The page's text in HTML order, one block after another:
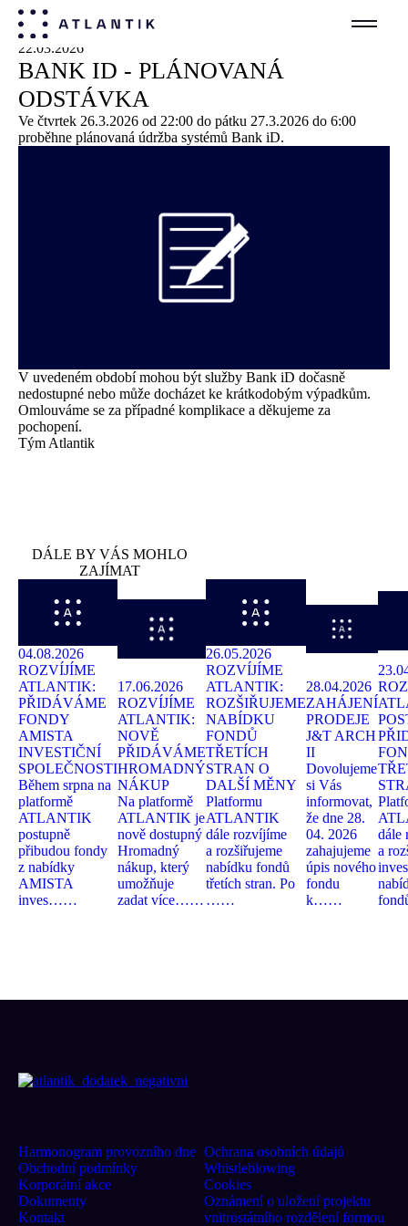
22.03.2026
BANK ID - PLÁNOVANÁ
ODSTÁVKA
Ve čtvrtek 26.3.2026 od 22:00 do pátku 27.3.2026 do 6:00
proběhne plánovaná údržba systémů Bank iD.
V uvedeném období mohou být služby Bank iD dočasně
nedostupné nebo může docházet ke krátkodobým výpadkům.
Omlouváme se za případné komplikace a děkujeme za
pochopení.
Tým Atlantik
DÁLE BY VÁS MOHLO
ZAJÍMAT
04.08.2026
ROZVÍJÍME
ATLANTIK:
PŘIDÁVÁME
FONDY
AMISTA
INVESTIČNÍ
SPOLEČNOSTI
Během srpna na
platformě
ATLANTIK
postupně
přibudou fondy
z nabídky
AMISTA
inves……
17.06.2026
ROZVÍJÍME
ATLANTIK:
NOVĚ
PŘIDÁVÁME
HROMADNÝ
NÁKUP
Na platformě
ATLANTIK je
nově dostupný
Hromadný
nákup, který
umožňuje
zadat více……
26.05.2026
ROZVÍJÍME
ATLANTIK:
ROZŠIŘUJEME
NABÍDKU
FONDŮ
TŘETÍCH
STRAN O
DALŠÍ MĚNY
Platformu
ATLANTIK
dále rozvíjíme
a rozšiřujeme
nabídku fondů
třetích stran. Po
……
28.04.2026
ZAHÁJENÍ
PRODEJE
J&T ARCH
II
Dovolujeme
si Vás
informovat,
že dne 28.
04. 2026
zahajujeme
úpis nového
fondu
k……
23.
dále
a
Harmonogram provozního dne
Obchodní podmínky
Korporátní akce
Dokumenty
Kontakt
Ochrana osobních údajů
Whistleblowing
Cookies
Oznámení o uložení projektu
vnitrostátního rozdělení formou